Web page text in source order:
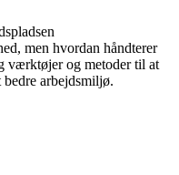
men hvordan håndterer
værktøjer og metoder til at
arbejdsmiljø.